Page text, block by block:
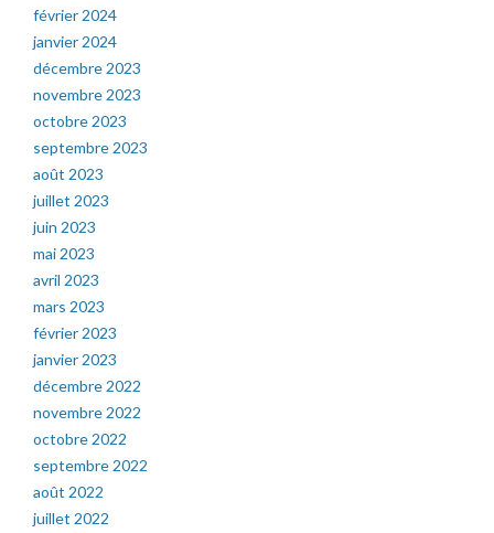
février 2024
janvier 2024
décembre 2023
novembre 2023
octobre 2023
septembre 2023
août 2023
juillet 2023
juin 2023
mai 2023
avril 2023
mars 2023
février 2023
janvier 2023
décembre 2022
novembre 2022
octobre 2022
septembre 2022
août 2022
juillet 2022